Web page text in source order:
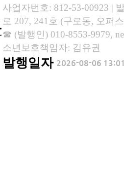
사업자번호: 812-53-00923 |
로 207, 241호 (구로동, 오퍼
☎ (발행인) 010-8553-9979,
소년보호책임자: 김유권
발행일자